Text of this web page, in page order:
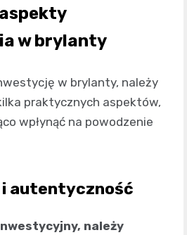
w brylanty
w brylanty, należy
praktycznych aspektów,
wpłynąć na powodzenie
autentyczność
należy